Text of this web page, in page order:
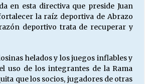
04/2026
04/2026
en esta directiva que preside Juan
la raíz deportiva de Abrazo
deportivo trata de recuperar y
helados y los juegos inflables y
uso de los integrantes de la Rama
que los socios, jugadores de otras